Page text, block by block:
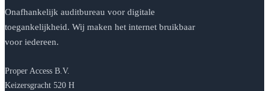
Onafhankelijk auditbureau voor digitale
toegankelijkheid. Wij maken het internet bruikbaar
voor iedereen.
Proper Access B.V.
Keizersgracht 520 H